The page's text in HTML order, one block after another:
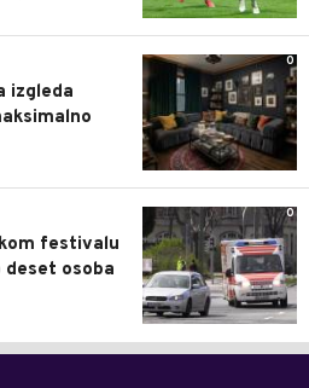
0
izgleda
0
festivalu
deset osoba